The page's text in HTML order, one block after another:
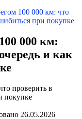
100 000 км: что
при покупке
000 км:
и как
26.05.2026